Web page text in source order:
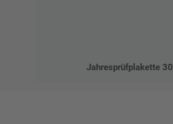
Jahresprüfplakette 30